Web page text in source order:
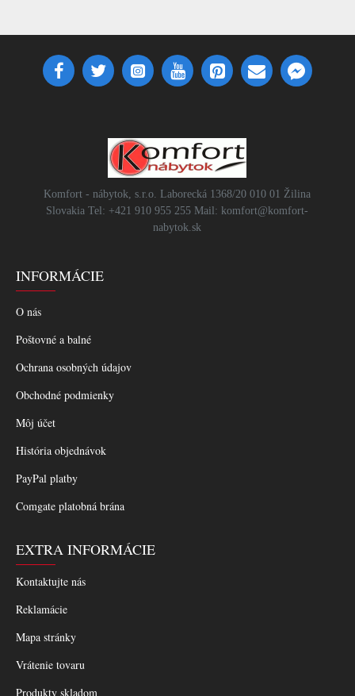
Komfort - nábytok, s.r.o. Laborecká 1368/20 010 01 Žilina
Slovakia Tel: +421 910 955 255 Mail: komfort@komfort-
nabytok.sk
INFORMÁCIE
O nás
Poštovné a balné
Ochrana osobných údajov
Obchodné podmienky
Môj účet
História objednávok
PayPal platby
Comgate platobná brána
EXTRA INFORMÁCIE
Kontaktujte nás
Reklamácie
Mapa stránky
Vrátenie tovaru
Produkty skladom